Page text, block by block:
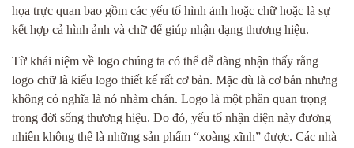
họa trực quan bao gồm các yếu tố hình ảnh hoặc chữ hoặc là sự
kết hợp cả hình ảnh và chữ để giúp nhận dạng thương hiệu.
Từ khái niệm về logo chúng ta có thể dễ dàng nhận thấy rằng
logo chữ là kiểu logo thiết kế rất cơ bản. Mặc dù là cơ bản nhưng
không có nghĩa là nó nhàm chán. Logo là một phần quan trọng
trong đời sống thương hiệu. Do đó, yếu tố nhận diện này đương
nhiên không thể là những sản phẩm “xoàng xĩnh” được. Các nhà